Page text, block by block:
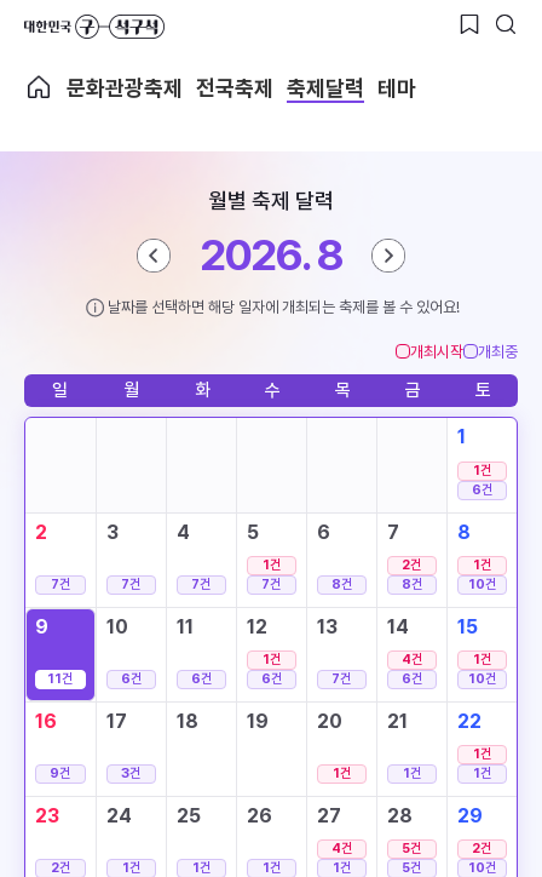
문화관광축제 전국축제 축제달력 테마
월별 축제 달력
2026. 8
날짜를 선택하면 해당 일자에 개최되는 축제를 볼 수 있어요!
개최시작 개최중
일 월 화 수 목 금 토
1
1건
6건
2
7건
3
7건
4
7건
5
1건
7건
6
8건
7
2건
8건
8
1건
10건
9
11건
10
6건
11
6건
12
1건
6건
13
7건
14
4건
6건
15
1건
10건
16
9건
17
3건
18 19 20
1건
21
1건
22
1건
1건
23
2건
24
1건
25
1건
26
1건
27
4건
1건
28
5건
5건
29
2건
10건